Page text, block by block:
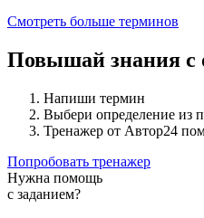
Смотреть больше терминов
Повышай знания с
Напиши термин
Выбери определение из
Тренажер от Автор24
Попробовать тренажер
Нужна помощь
с заданием?